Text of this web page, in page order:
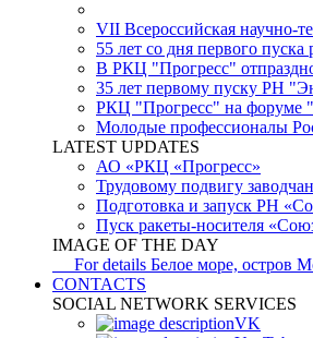
VII Всероссийская научно-
55 лет со дня первого
В РКЦ "Прогресс"
35 лет первому пуску РН
РКЦ "Прогресс" на
Молодые профессионалы
LATEST UPDATES
АО «РКЦ «Прогресс»
Трудовому подвигу
Подготовка и запуск РН
Пуск ракеты-носителя
IMAGE OF THE DAY
For details Белое море, остров
CONTACTS
SOCIAL NETWORK SERVICES
VK